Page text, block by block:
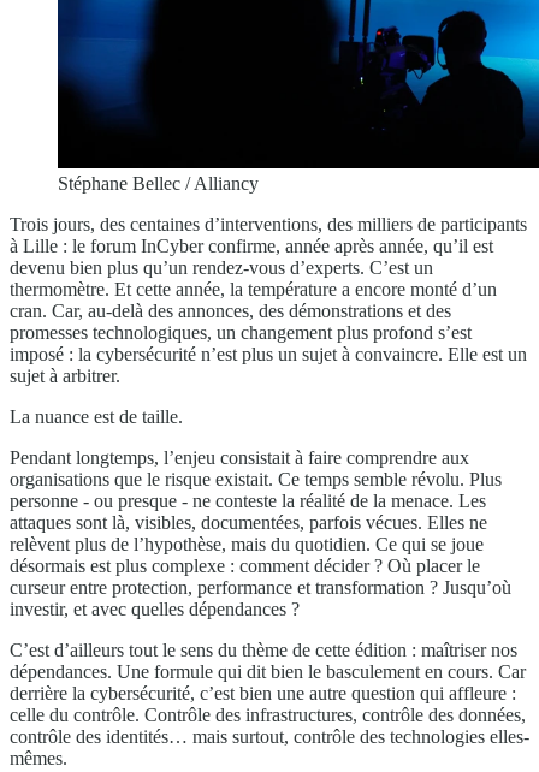
Stéphane Bellec / Alliancy
Trois jours, des centaines d’interventions, des milliers de participants
à Lille : le forum InCyber confirme, année après année, qu’il est
devenu bien plus qu’un rendez-vous d’experts. C’est un
thermomètre. Et cette année, la température a encore monté d’un
cran. Car, au-delà des annonces, des démonstrations et des
promesses technologiques, un changement plus profond s’est
imposé : la cybersécurité n’est plus un sujet à convaincre. Elle est un
sujet à arbitrer.
La nuance est de taille.
Pendant longtemps, l’enjeu consistait à faire comprendre aux
organisations que le risque existait. Ce temps semble révolu. Plus
personne - ou presque - ne conteste la réalité de la menace. Les
attaques sont là, visibles, documentées, parfois vécues. Elles ne
relèvent plus de l’hypothèse, mais du quotidien. Ce qui se joue
désormais est plus complexe : comment décider ? Où placer le
curseur entre protection, performance et transformation ? Jusqu’où
investir, et avec quelles dépendances ?
C’est d’ailleurs tout le sens du thème de cette édition : maîtriser nos
dépendances. Une formule qui dit bien le basculement en cours. Car
derrière la cybersécurité, c’est bien une autre question qui affleure :
celle du contrôle. Contrôle des infrastructures, contrôle des données,
contrôle des identités… mais surtout, contrôle des technologies elles-
mêmes.